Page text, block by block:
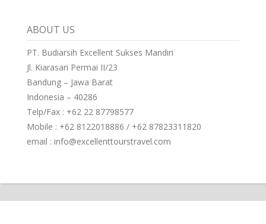
ABOUT US
PT. Budiarsih Excellent Sukses Mandiri
Jl. Kiarasari Permai II/23
Bandung – Jawa Barat
Indonesia – 40286
Telp/Fax : +62 22 87798577
Mobile : +62 8122018886 / +62 87823311820
email : info@excellenttourstravel.com